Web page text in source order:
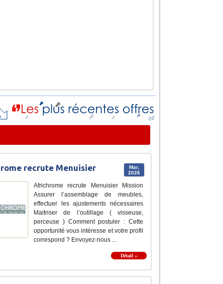
Mar,
2026
recrute Menuisier
Africhrome recrute Menuisier Mission
Assurer l’assemblage de meubles,
effectuer les ajustements nécessaires
Maitriser de l’outillage ( visseuse,
perceuse ) Comment postuler : Cette
opportunité vous intéresse et votre profil
correspond ? Envoyez-nous ...
Détail ››